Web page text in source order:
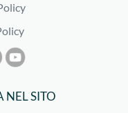
NEL SITO